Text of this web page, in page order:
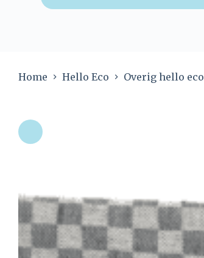
Home Hello Eco Overig hello eco